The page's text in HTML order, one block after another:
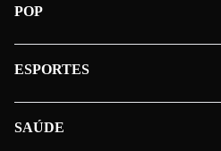
POP
ESPORTES
SAÚDE